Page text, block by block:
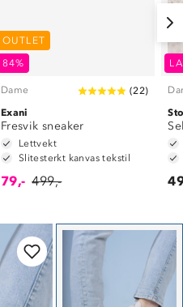
OUTLET
84%
Dame (22)
Exani
Fresvik sneaker
Lettvekt
Slitesterkt kanvas tekstil
79,- 499,-